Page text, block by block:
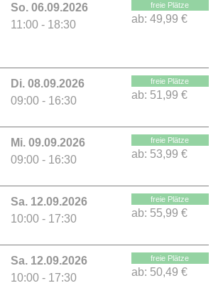
So. 06.09.2026
11:00 - 18:30
freie Plätze
ab: 49,99 €
Di. 08.09.2026
09:00 - 16:30
freie Plätze
ab: 51,99 €
Mi. 09.09.2026
09:00 - 16:30
freie Plätze
ab: 53,99 €
Sa. 12.09.2026
10:00 - 17:30
freie Plätze
ab: 55,99 €
Sa. 12.09.2026
10:00 - 17:30
freie Plätze
ab: 50,49 €